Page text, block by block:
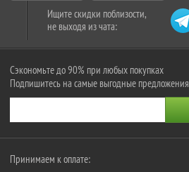
Ищите скидки поблизости,
не выходя из чата:
Сэкономьте до 90% при любых покупках
Подпишитесь на самые выгодные предложения
Принимаем к оплате: